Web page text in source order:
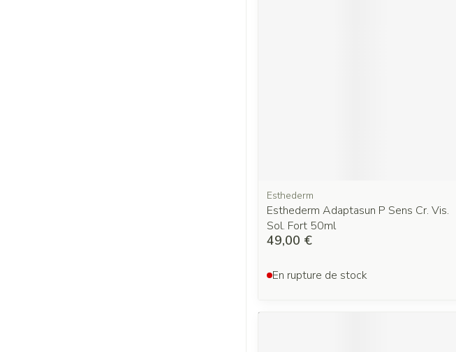
Esthederm
Esthederm Adaptasun P Sens Cr. Vis.
Sol. Fort 50ml
49,00 €
En rupture de stock